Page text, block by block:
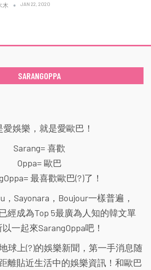
木 JAN 22, 2020
SARANGOPPA
愛娛樂，就是愛歐巴！
Sarang= 喜歡
Oppa= 歐巴
最喜歡歐巴(?)了！
，Sayonara，Boujour一樣普遍，
經成為Top 5最廣為人知的韓文單
一起來SarangOppa吧！
球上(?)的娛樂新聞，第一手消息随
離貼近生活中的娛樂資訊！和歐巴